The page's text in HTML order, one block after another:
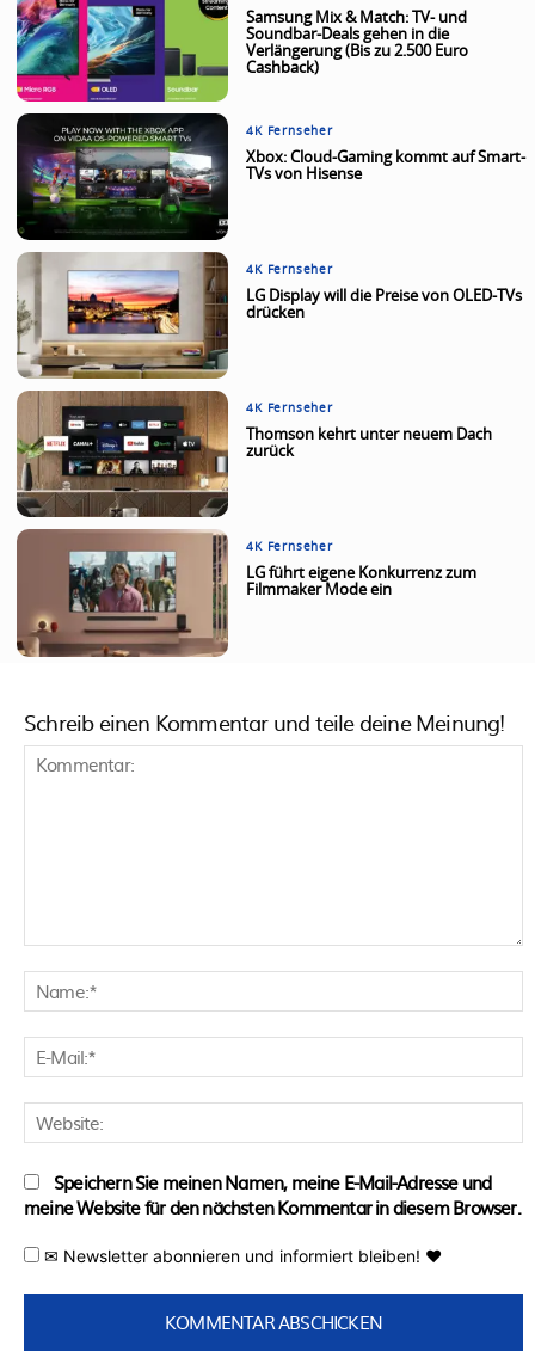
Samsung Mix & Match: TV- und
Soundbar-Deals gehen in die
Verlängerung (Bis zu 2.500 Euro
Cashback)
4K Fernseher
Xbox: Cloud-Gaming kommt auf Smart-
TVs von Hisense
4K Fernseher
LG Display will die Preise von OLED-TVs
drücken
4K Fernseher
Thomson kehrt unter neuem Dach
zurück
4K Fernseher
LG führt eigene Konkurrenz zum
Filmmaker Mode ein
Schreib einen Kommentar und teile deine Meinung!
Speichern Sie meinen Namen, meine E-Mail-Adresse und
meine Website für den nächsten Kommentar in diesem Browser.
✉ Newsletter abonnieren und informiert bleiben! ♥